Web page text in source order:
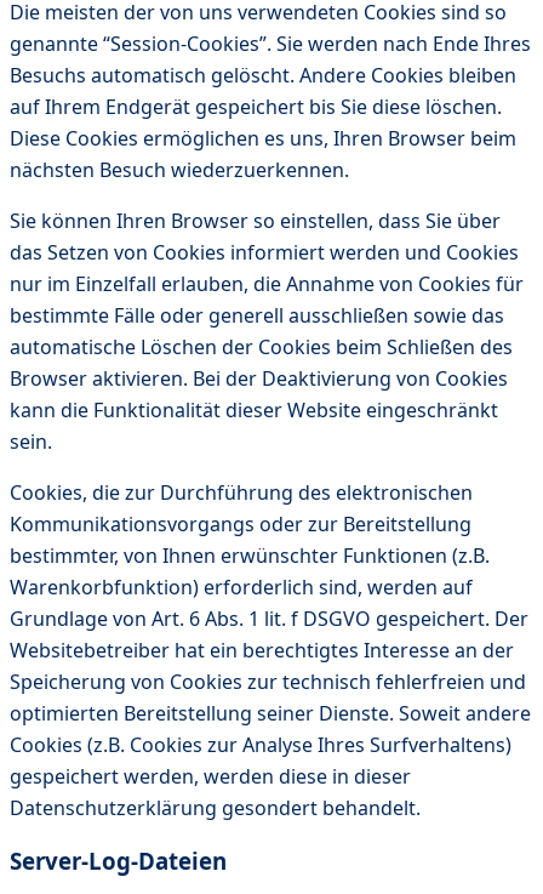
Die meisten der von uns verwendeten Cookies sind so
genannte “Session-Cookies”. Sie werden nach Ende Ihres
Besuchs automatisch gelöscht. Andere Cookies bleiben
auf Ihrem Endgerät gespeichert bis Sie diese löschen.
Diese Cookies ermöglichen es uns, Ihren Browser beim
nächsten Besuch wiederzuerkennen.
Sie können Ihren Browser so einstellen, dass Sie über
das Setzen von Cookies informiert werden und Cookies
nur im Einzelfall erlauben, die Annahme von Cookies für
bestimmte Fälle oder generell ausschließen sowie das
automatische Löschen der Cookies beim Schließen des
Browser aktivieren. Bei der Deaktivierung von Cookies
kann die Funktionalität dieser Website eingeschränkt
sein.
Cookies, die zur Durchführung des elektronischen
Kommunikationsvorgangs oder zur Bereitstellung
bestimmter, von Ihnen erwünschter Funktionen (z.B.
Warenkorbfunktion) erforderlich sind, werden auf
Grundlage von Art. 6 Abs. 1 lit. f DSGVO gespeichert. Der
Websitebetreiber hat ein berechtigtes Interesse an der
Speicherung von Cookies zur technisch fehlerfreien und
optimierten Bereitstellung seiner Dienste. Soweit andere
Cookies (z.B. Cookies zur Analyse Ihres Surfverhaltens)
gespeichert werden, werden diese in dieser
Datenschutzerklärung gesondert behandelt.
Server-Log-Dateien